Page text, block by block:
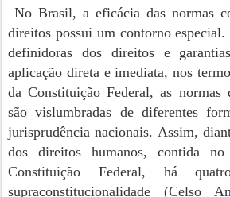
No Brasil, a eficácia das normas
direitos possui um contorno especial.
definidoras dos direitos e
aplicação direta e imediata, nos
da Constituição Federal, as normas
são vislumbradas de diferentes
jurisprudência nacionais. Assim,
dos direitos humanos, contida
Constituição Federal, há
supraconstitucionalidade (Celso